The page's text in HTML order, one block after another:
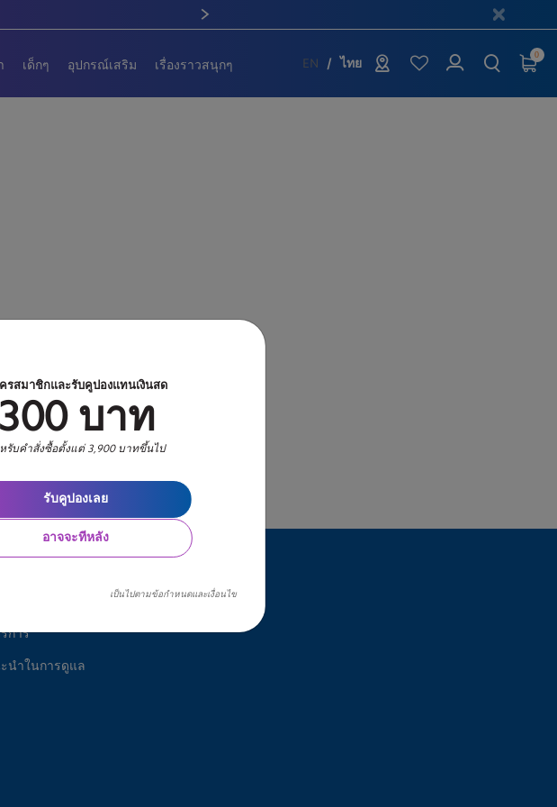
รสมาชิกและรับคูปองแทนเงินสด
300 บาท
รับคำสั่งซื้อตั้งแต่ 3,900 บาทขึ้นไป
อาจจะทีหลัง
รับคูปองเลย
เป็นไปตามข้อกำหนดและเงื่อนไข
EN ไทย
0
เด็กๆ อุปกรณ์เสริม เรื่องราวสนุกๆ
การ
นำในการดูแล